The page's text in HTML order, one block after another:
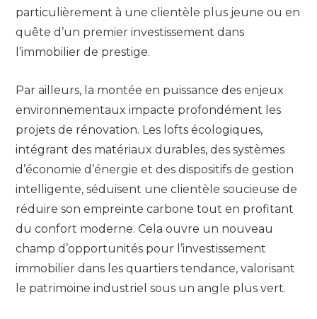
particulièrement à une clientèle plus jeune ou en
quête d’un premier investissement dans
l’immobilier de prestige.
Par ailleurs, la montée en puissance des enjeux
environnementaux impacte profondément les
projets de rénovation. Les lofts écologiques,
intégrant des matériaux durables, des systèmes
d’économie d’énergie et des dispositifs de gestion
intelligente, séduisent une clientèle soucieuse de
réduire son empreinte carbone tout en profitant
du confort moderne. Cela ouvre un nouveau
champ d’opportunités pour l’investissement
immobilier dans les quartiers tendance, valorisant
le patrimoine industriel sous un angle plus vert.